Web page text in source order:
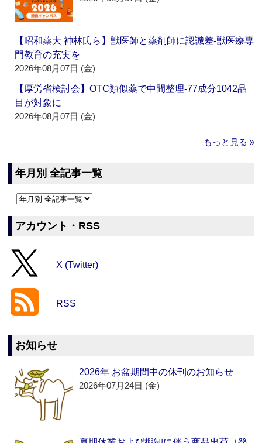
【昭和薬大 神林氏ら】獣医師と薬剤師に認識差‐獣医療専
門教育の充実を
2026年08月07日 (金)
【厚労省検討会】OTC類似薬で中間整理‐77成分1042品
目が対象に
2026年08月07日 (金)
もっと見る »
年月別 全記事一覧
アカウント・RSS
X (Twitter)
RSS
お知らせ
2026年 お盆期間中の休刊のお知らせ
2026年07月24日 (金)